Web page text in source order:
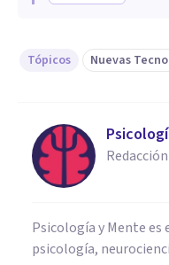
Tópicos Nuevas
Redacción
Psicología y Mente
psicología,